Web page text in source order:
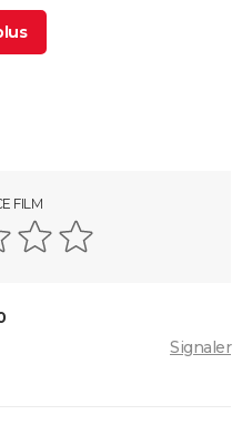
ce Marion Cotillard qui
- Biopic
du roman d'Albert
L'avis des critiques
Justine Triet
vraie, casting,
FILM
Signaler